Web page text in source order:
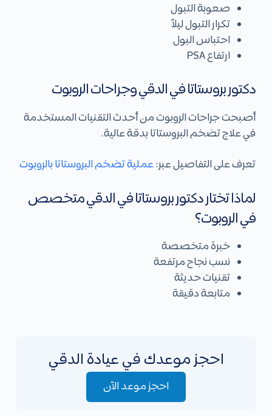
صعوبة التبول
تكرار التبول ليلاً
احتباس البول
ارتفاع PSA
دكتور بروستاتا في الدقي وجراحات الروبوت
أصبحت جراحات الروبوت من أحدث التقنيات المستخدمة
في علاج تضخم البروستاتا بدقة عالية.
تعرف على التفاصيل عبر:عملية تضخم البروستاتا بالروبوت
لماذا تختار دكتور بروستاتا في الدقي متخصص
في الروبوت؟
خبرة متخصصة
نسب نجاح مرتفعة
تقنيات حديثة
متابعة دقيقة
احجز موعدك في عيادة الدقي
احجز موعد الآن